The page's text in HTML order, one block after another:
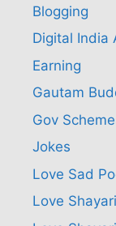
Blogging
Digital India
Earning
Gautam
Gov
Jokes
Love Sad
Love